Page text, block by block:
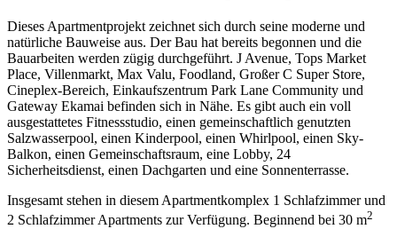
Dieses Apartmentprojekt zeichnet sich durch seine moderne und
natürliche Bauweise aus. Der Bau hat bereits begonnen und die
Bauarbeiten werden zügig durchgeführt. J Avenue, Tops Market
Place, Villenmarkt, Max Valu, Foodland, Großer C Super Store,
Cineplex-Bereich, Einkaufszentrum Park Lane Community und
Gateway Ekamai befinden sich in Nähe. Es gibt auch ein voll
ausgestattetes Fitnessstudio, einen gemeinschaftlich genutzten
Salzwasserpool, einen Kinderpool, einen Whirlpool, einen Sky-
Balkon, einen Gemeinschaftsraum, eine Lobby, 24
Sicherheitsdienst, einen Dachgarten und eine Sonnenterrasse.
Insgesamt stehen in diesem Apartmentkomplex 1 Schlafzimmer und
2 Schlafzimmer Apartments zur Verfügung. Beginnend bei 30 m2